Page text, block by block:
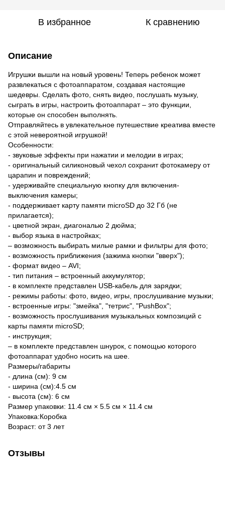
В избранное К сравнению
Описание
Игрушки вышли на новый уровень! Теперь ребенок может
развлекаться с фотоаппаратом, создавая настоящие
шедевры. Сделать фото, снять видео, послушать музыку,
сыграть в игры, настроить фотоаппарат – это функции,
которые он способен выполнять.
Отправляйтесь в увлекательное путешествие креатива вместе
с этой невероятной игрушкой!
Особенности:
- звуковые эффекты при нажатии и мелодии в играх;
- оригинальный силиконовый чехол сохранит фотокамеру от
царапин и повреждений;
- удерживайте специальную кнопку для включения-
выключения камеры;
- поддерживает карту памяти microSD до 32 Гб (не
прилагается);
- цветной экран, диагональю 2 дюйма;
- выбор языка в настройках;
– возможность выбирать милые рамки и фильтры для фото;
- возможность приближения (зажима кнопки "вверх");
- формат видео – AVI;
- тип питания – встроенный аккумулятор;
- в комплекте представлен USB-кабель для зарядки;
- режимы работы: фото, видео, игры, прослушивание музыки;
- встроенные игры: "змейка", "тетрис", "PushBox";
- возможность прослушивания музыкальных композиций с
карты памяти microSD;
- инструкция;
– в комплекте представлен шнурок, с помощью которого
фотоаппарат удобно носить на шее.
Размеры/габариты
- длина (см): 9 см
- ширина (см):4.5 см
- высота (см): 6 см
Размер упаковки: 11.4 см × 5.5 см × 11.4 см
Упаковка:Коробка
Возраст: от 3 лет
Отзывы